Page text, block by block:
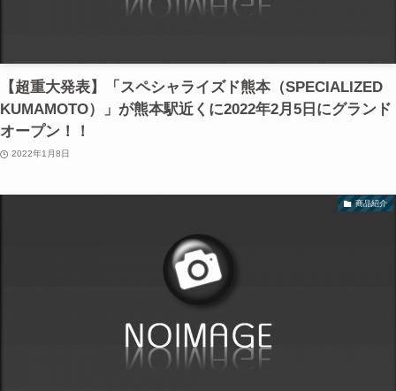
【超重大発表】「スペシャライズド熊本（SPECIALIZED
KUMAMOTO）」が熊本駅近くに2022年2月5日にグランド
オープン！！
2022年1月8日
商品紹介